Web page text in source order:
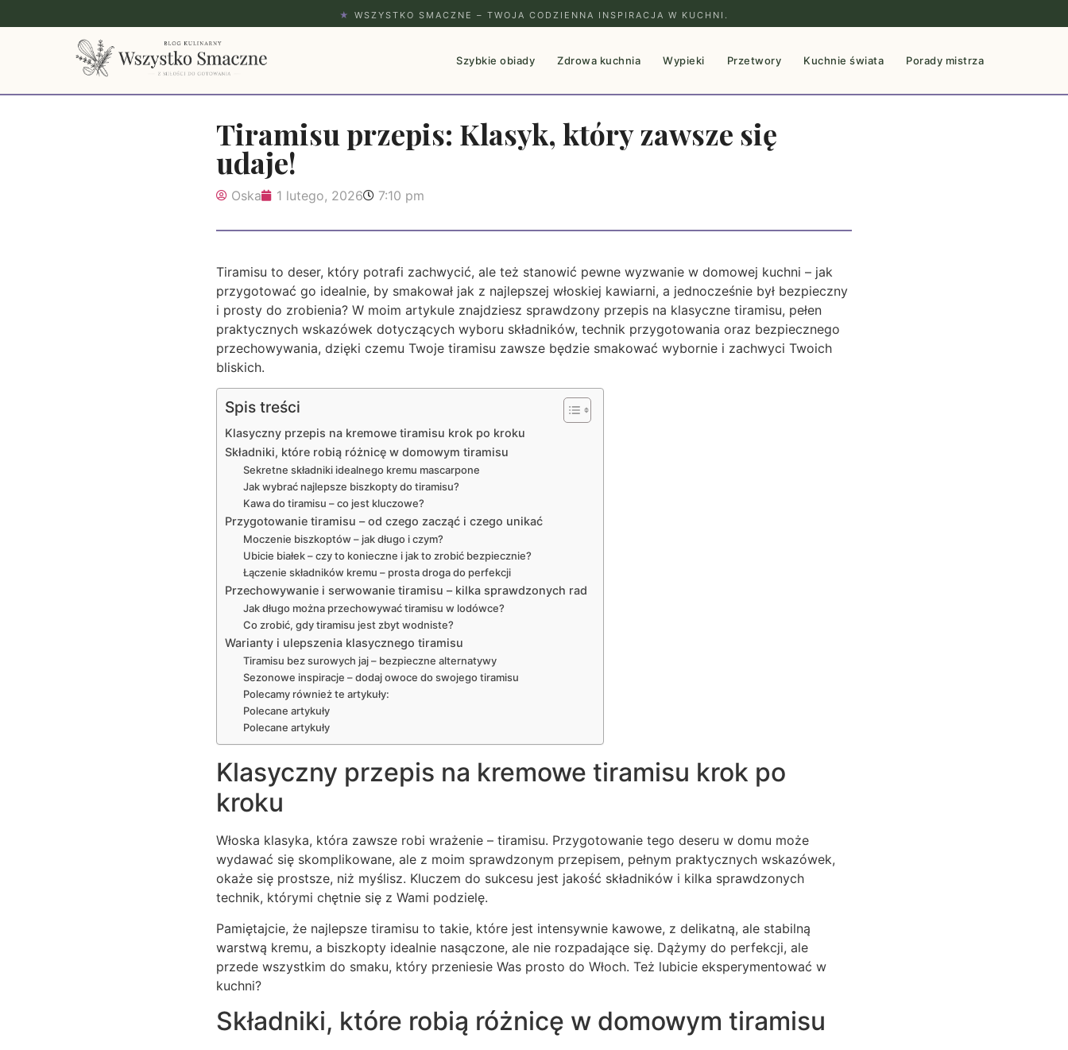
★ WSZYSTKO SMACZNE – TWOJA CODZIENNA INSPIRACJA W KUCHNI.
Szybkie obiady Zdrowa kuchnia Wypieki Przetwory Kuchnie świata Porady mistrza
Tiramisu przepis: Klasyk, który zawsze się
udaje!
Oska 1 lutego, 2026 7:10 pm
Tiramisu to deser, który potrafi zachwycić, ale też stanowić pewne wyzwanie w domowej kuchni – jak
przygotować go idealnie, by smakował jak z najlepszej włoskiej kawiarni, a jednocześnie był bezpieczny
i prosty do zrobienia? W moim artykule znajdziesz sprawdzony przepis na klasyczne tiramisu, pełen
praktycznych wskazówek dotyczących wyboru składników, technik przygotowania oraz bezpiecznego
przechowywania, dzięki czemu Twoje tiramisu zawsze będzie smakować wybornie i zachwyci Twoich
bliskich.
Spis treści
Klasyczny przepis na kremowe tiramisu krok po kroku
Składniki, które robią różnicę w domowym tiramisu
Sekretne składniki idealnego kremu mascarpone
Jak wybrać najlepsze biszkopty do tiramisu?
Kawa do tiramisu – co jest kluczowe?
Przygotowanie tiramisu – od czego zacząć i czego unikać
Moczenie biszkoptów – jak długo i czym?
Ubicie białek – czy to konieczne i jak to zrobić bezpiecznie?
Łączenie składników kremu – prosta droga do perfekcji
Przechowywanie i serwowanie tiramisu – kilka sprawdzonych rad
Jak długo można przechowywać tiramisu w lodówce?
Co zrobić, gdy tiramisu jest zbyt wodniste?
Warianty i ulepszenia klasycznego tiramisu
Tiramisu bez surowych jaj – bezpieczne alternatywy
Sezonowe inspiracje – dodaj owoce do swojego tiramisu
Polecamy również te artykuły:
Polecane artykuły
Polecane artykuły
Klasyczny przepis na kremowe tiramisu krok po
kroku
Włoska klasyka, która zawsze robi wrażenie – tiramisu. Przygotowanie tego deseru w domu może
wydawać się skomplikowane, ale z moim sprawdzonym przepisem, pełnym praktycznych wskazówek,
okaże się prostsze, niż myślisz. Kluczem do sukcesu jest jakość składników i kilka sprawdzonych
technik, którymi chętnie się z Wami podzielę.
Pamiętajcie, że najlepsze tiramisu to takie, które jest intensywnie kawowe, z delikatną, ale stabilną
warstwą kremu, a biszkopty idealnie nasączone, ale nie rozpadające się. Dążymy do perfekcji, ale
przede wszystkim do smaku, który przeniesie Was prosto do Włoch. Też lubicie eksperymentować w
kuchni?
Składniki, które robią różnicę w domowym tiramisu